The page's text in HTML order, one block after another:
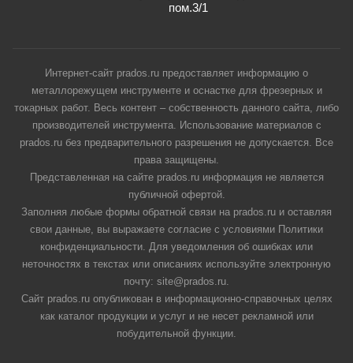
пом.3/1
Интернет-сайт prados.ru предоставляет информацию о
металлорежущем инструменте и оснастке для фрезерных и
токарных работ. Весь контент – собственность данного сайта, либо
производителей инструмента. Использование материалов с
prados.ru без предварительного разрешения не допускается. Все
права защищены.
Представленная на сайте prados.ru информация не является
публичной офертой.
Заполняя любые формы обратной связи на prados.ru и оставляя
свои данные, вы выражаете согласие с условиями Политики
конфиденциальности. Для уведомления об ошибках или
неточностях в текстах или описаниях используйте электронную
почту: site@prados.ru.
Сайт prados.ru опубликован в информационно-справочных целях
как каталог продукции и услуг и не несет рекламной или
побудительной функции.